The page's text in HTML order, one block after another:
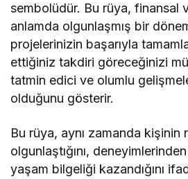
sembolüdür. Bu rüya, finansal
anlamda olgunlaşmış bir
projelerinizin başarıyla
ettiğiniz takdiri göreceğinizi
tatmin edici ve olumlu
olduğunu gösterir.
Bu rüya, aynı zamanda kişinin
olgunlaştığını, deneyimlerinden
yaşam bilgeliği kazandığını